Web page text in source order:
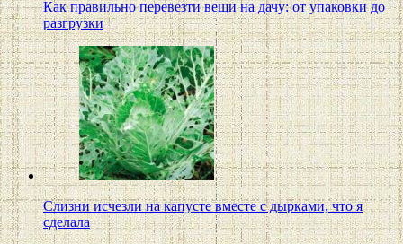
Как правильно перевезти вещи на дачу: от упаковки до
разгрузки
Слизни исчезли на капусте вместе с дырками, что я
сделала